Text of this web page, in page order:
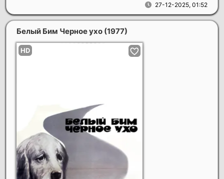
27-12-2025, 01:52
Белый Бим Черное ухо (1977)